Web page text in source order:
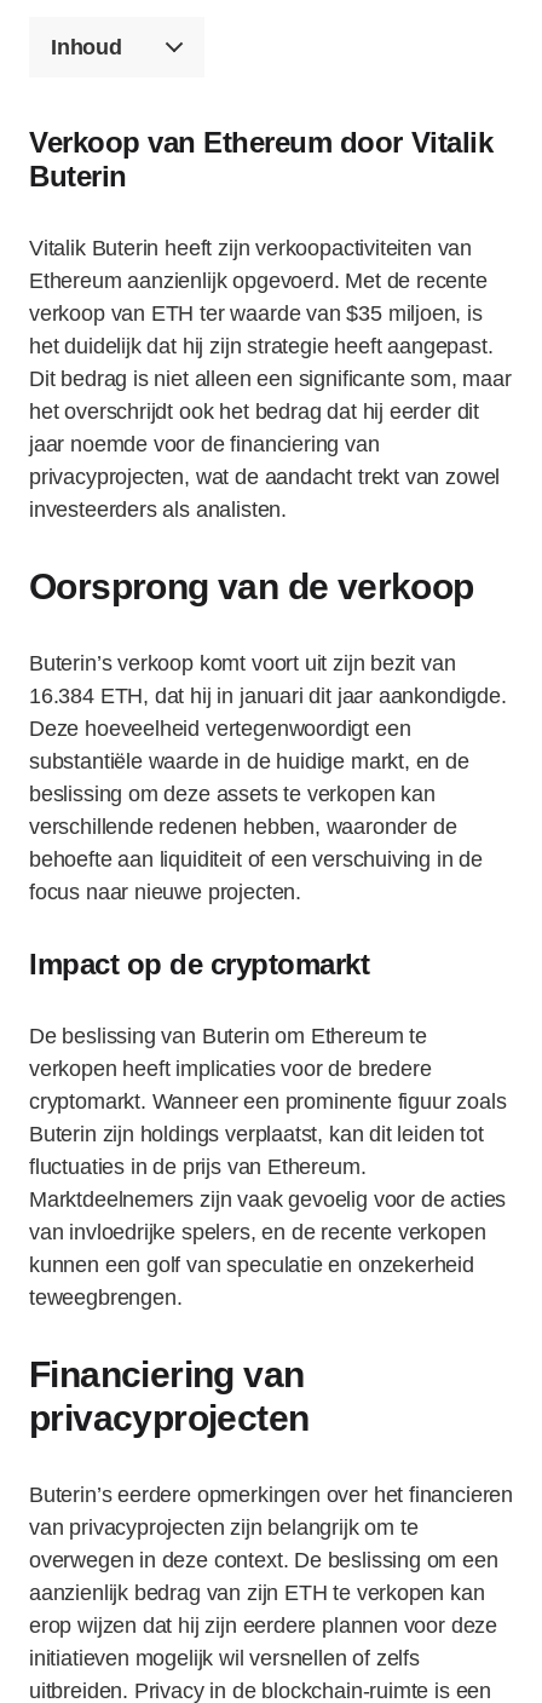
Inhoud
Verkoop van Ethereum door Vitalik
Buterin
Vitalik Buterin heeft zijn verkoopactiviteiten van
Ethereum aanzienlijk opgevoerd. Met de recente
verkoop van ETH ter waarde van $35 miljoen, is
het duidelijk dat hij zijn strategie heeft aangepast.
Dit bedrag is niet alleen een significante som, maar
het overschrijdt ook het bedrag dat hij eerder dit
jaar noemde voor de financiering van
privacyprojecten, wat de aandacht trekt van zowel
investeerders als analisten.
Oorsprong van de verkoop
Buterin’s verkoop komt voort uit zijn bezit van
16.384 ETH, dat hij in januari dit jaar aankondigde.
Deze hoeveelheid vertegenwoordigt een
substantiële waarde in de huidige markt, en de
beslissing om deze assets te verkopen kan
verschillende redenen hebben, waaronder de
behoefte aan liquiditeit of een verschuiving in de
focus naar nieuwe projecten.
Impact op de cryptomarkt
De beslissing van Buterin om Ethereum te
verkopen heeft implicaties voor de bredere
cryptomarkt. Wanneer een prominente figuur zoals
Buterin zijn holdings verplaatst, kan dit leiden tot
fluctuaties in de prijs van Ethereum.
Marktdeelnemers zijn vaak gevoelig voor de acties
van invloedrijke spelers, en de recente verkopen
kunnen een golf van speculatie en onzekerheid
teweegbrengen.
Financiering van
privacyprojecten
Buterin’s eerdere opmerkingen over het financieren
van privacyprojecten zijn belangrijk om te
overwegen in deze context. De beslissing om een
aanzienlijk bedrag van zijn ETH te verkopen kan
erop wijzen dat hij zijn eerdere plannen voor deze
initiatieven mogelijk wil versnellen of zelfs
uitbreiden. Privacy in de blockchain-ruimte is een